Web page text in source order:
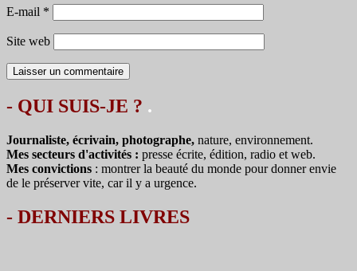
E-mail *
Site web
- QUI SUIS-JE ? .
Journaliste, écrivain, photographe, nature, environnement.
Mes secteurs d'activités : presse écrite, édition, radio et web.
Mes convictions : montrer la beauté du monde pour donner envie
de le préserver vite, car il y a urgence.
- DERNIERS LIVRES